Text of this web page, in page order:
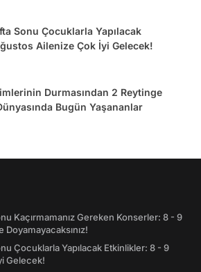
Sonu Çocuklarla Yapılacak
Ailenize Çok İyi Gelecek!
Durmasından 2 Reytinge
Bugün Yaşananlar
Kaçırmamanız Gereken Konserler: 8 - 9
Çocuklarla Yapılacak Etkinlikler: 8 - 9
Gelecek!